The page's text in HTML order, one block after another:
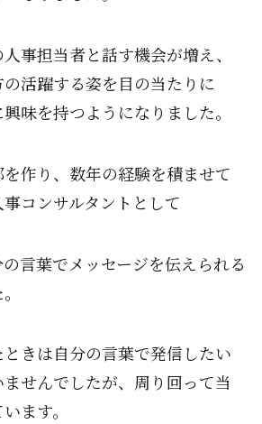
事担当者と話す機会が増え、
活躍する姿を目の当たりに
味を持つようになりました。
作り、数年の経験を積ませて
コンサルタントとして
言葉でメッセージを伝えられる
きは自分の言葉で発信したい
せんでしたが、周り回って当
ます。